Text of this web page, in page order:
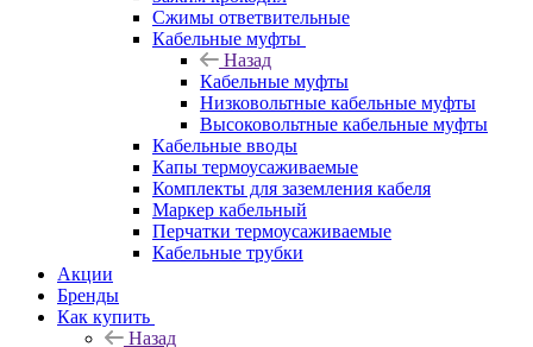
Сжимы ответвительные
Кабельные муфты
Назад
Кабельные муфты
Низковольтные кабельные муфты
Высоковольтные кабельные муфты
Кабельные вводы
Капы термоусаживаемые
Комплекты для заземления кабеля
Маркер кабельный
Перчатки термоусаживаемые
Кабельные трубки
Акции
Бренды
Как купить
Назад